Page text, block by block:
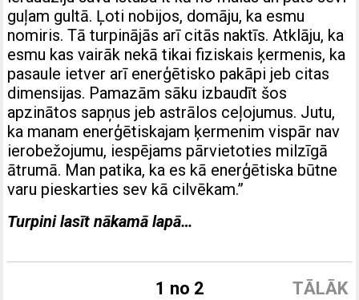
guļam gultā. Ļoti nobijos, domāju, ka esmu
nomiris. Tā turpinājās arī citās naktīs. Atklāju, ka
esmu kas vairāk nekā tikai fiziskais ķermenis, ka
pasaule ietver arī enerģētisko pakāpi jeb citas
dimensijas. Pamazām sāku izbaudīt šos
apzinātos sapņus jeb astrālos ceļojumus. Jutu,
ka manam enerģētiskajam ķermenim vispār nav
ierobežojumu, iespējams pārvietoties milzīgā
ātrumā. Man patika, ka es kā enerģētiska būtne
varu pieskarties sev kā cilvēkam.”
Turpini lasīt nākamā lapā…
TĀLĀK
1 no 2